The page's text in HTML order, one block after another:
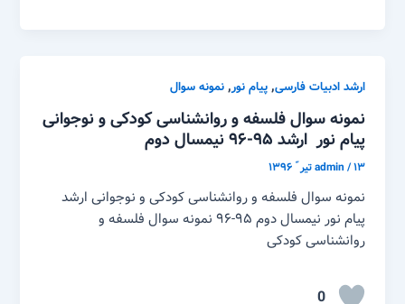
ارشد ادبیات فارسی,پیام نور,نمونه سوال
نمونه سوال فلسفه و روانشناسی کودکی و نوجوانی
پیام نور ارشد ۹۵-۹۶ نیمسال دوم
admin/۱۳ تیر ّ ۱۳۹۶
نمونه سوال فلسفه و روانشناسی کودکی و نوجوانی ارشد
پیام نور نیمسال دوم ۹۵-۹۶ نمونه سوال فلسفه و
روانشناسی کودکی
0